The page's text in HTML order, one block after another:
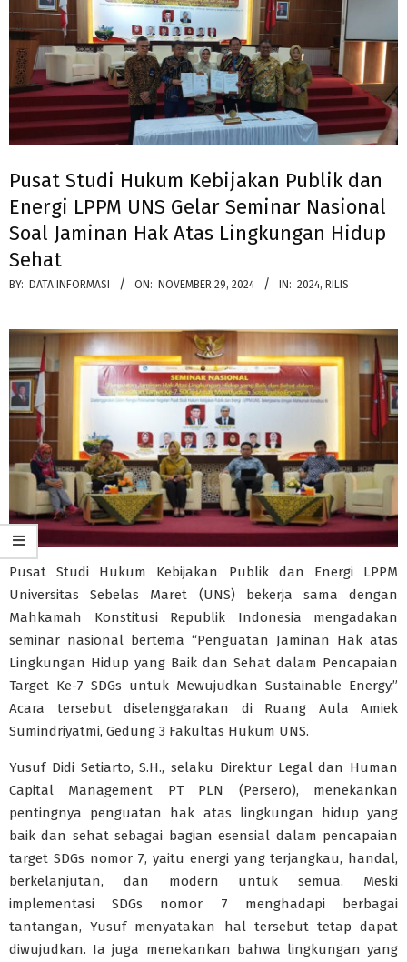
Pusat Studi Hukum Kebijakan Publik dan
Energi LPPM UNS Gelar Seminar Nasional
Soal Jaminan Hak Atas Lingkungan Hidup
Sehat
BY: DATA INFORMASI ON: NOVEMBER 29, 2024 IN: 2024, RILIS
Pusat Studi Hukum Kebijakan Publik dan Energi LPPM
Universitas Sebelas Maret (UNS) bekerja sama dengan
Mahkamah Konstitusi Republik Indonesia mengadakan
seminar nasional bertema “Penguatan Jaminan Hak atas
Lingkungan Hidup yang Baik dan Sehat dalam Pencapaian
Target Ke-7 SDGs untuk Mewujudkan Sustainable Energy.”
Acara tersebut diselenggarakan di Ruang Aula Amiek
Sumindriyatmi, Gedung 3 Fakultas Hukum UNS.
Yusuf Didi Setiarto, S.H., selaku Direktur Legal dan Human
Capital Management PT PLN (Persero), menekankan
pentingnya penguatan hak atas lingkungan hidup yang
baik dan sehat sebagai bagian esensial dalam pencapaian
target SDGs nomor 7, yaitu energi yang terjangkau, handal,
berkelanjutan, dan modern untuk semua. Meski
implementasi SDGs nomor 7 menghadapi berbagai
tantangan, Yusuf menyatakan hal tersebut tetap dapat
diwujudkan. Ia juga menekankan bahwa lingkungan yang